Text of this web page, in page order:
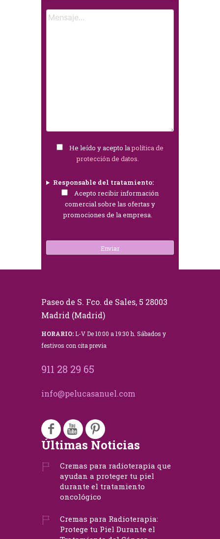
He leído y acepto lapolítica de
protección de datos.
Responsable del tratamiento:
Acepto recibir información
comercial sobre las ofertas y
promociones de la empresa.
Paseo de S. Fco. de Sales, 5 28003
Madrid (Madrid)
HORARIO:L-V De 10:00 a 19:30 h. Sábados y
festivos con cita previa
911 28 29 65
info@pelucasanuel.com
Últimas Noticias
Cremas para radioterapia que
ayudan a proteger tu piel
durante el tratamiento
oncológico
Cremas para Radioterapia:
Protege tu Piel Durante el